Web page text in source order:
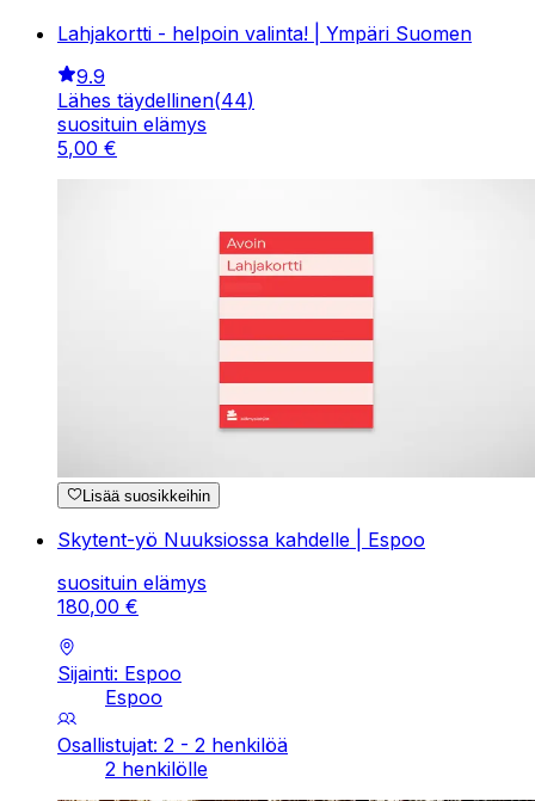
Lahjakortti - helpoin valinta! | Ympäri Suomen
9.9
Lähes täydellinen(44)
suosituin elämys
5,00 €
Lisää suosikkeihin
Skytent-yö Nuuksiossa kahdelle | Espoo
suosituin elämys
180,00 €
Sijainti: Espoo
Espoo
Osallistujat: 2 - 2 henkilöä
2 henkilölle